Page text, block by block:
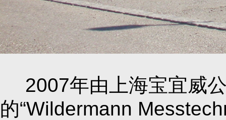
2007年由上海宝宜威
的“Wildermann